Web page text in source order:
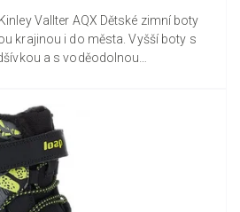
AQX Dětské zimní boty
krajinou i do města. Vyšší boty s
a s voděodolnou